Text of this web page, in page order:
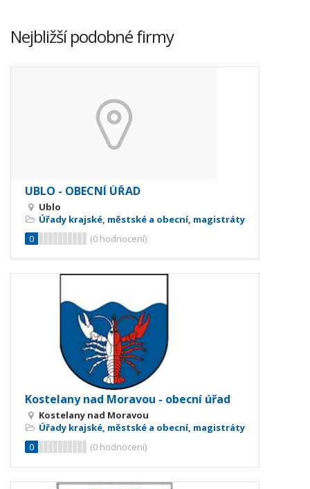
Nejbližší podobné firmy
UBLO - OBECNÍ ÚŘAD
Ublo
Úřady krajské, městské a obecní, magistráty
0
(0 hodnocení)
Kostelany nad Moravou - obecní úřad
Kostelany nad Moravou
Úřady krajské, městské a obecní, magistráty
0
(0 hodnocení)